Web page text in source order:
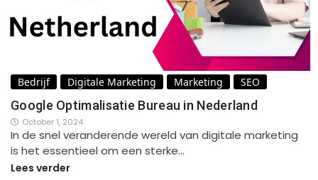
Bedrijf Digitale Marketing Marketing SEO
Google Optimalisatie Bureau in Nederland
October 1, 2024
In de snel veranderende wereld van digitale marketing
is het essentieel om een sterke…
Lees verder